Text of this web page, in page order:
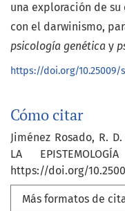
Cómo citar
Jiménez Rosado, R. D.
LA
https://doi.org/
Más formatos de
una exploración de
con el darwinismo,
psicología genética y
https://doi.org/10.25009/